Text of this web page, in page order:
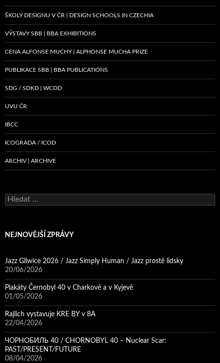
ŠKOLY DESIGNU V ČR | DESIGN SCHOOLS IN CZECHIA
VÝSTAVY SBB | BBA EXHIBITIONS
CENA ALFONSE MUCHY | ALPHONSE MUCHA PRIZE
PUBLIKACE SBB | BBA PUBLICATIONS
SDG / SDKD | WCDD
UVU ČR
IBCC
ICOGRADA / ICOD
ARCHIV | ARCHIVE
Vyhledávání
NEJNOVĚJŠÍ ZPRÁVY
Jazz Gliwice 2026 / Jazz Simply Human / Jazz prostě lidsky
20/06/2026
Plakáty Černobyl 40 v Charkově a v Kyjevě
01/05/2026
Rajlich vystavuje KRE BY v 8A
22/04/2026
ЧОРНОБИЛЬ 40 / CHORNOBYL 40 – Nuclear Scar:
PAST/PRESENT/FUTURE
08/04/2026